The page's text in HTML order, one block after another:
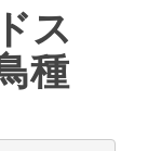
ス
種